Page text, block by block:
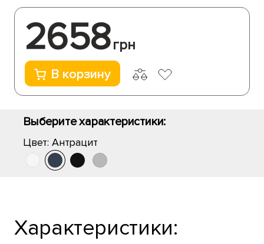
2658грн
В корзину
Выберите характеристики:
Цвет: Антрацит
Характеристики: